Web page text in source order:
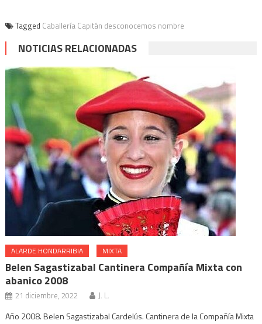
Tagged Caballería Capitán desconocemos nombre
NOTICIAS RELACIONADAS
ALARDE HONDARRIBIA MIXTA
Belen Sagastizabal Cantinera Compañía Mixta con
abanico 2008
21 diciembre, 2022 J. L.
Año 2008. Belen Sagastizabal Cardelús. Cantinera de la Compañía Mixta